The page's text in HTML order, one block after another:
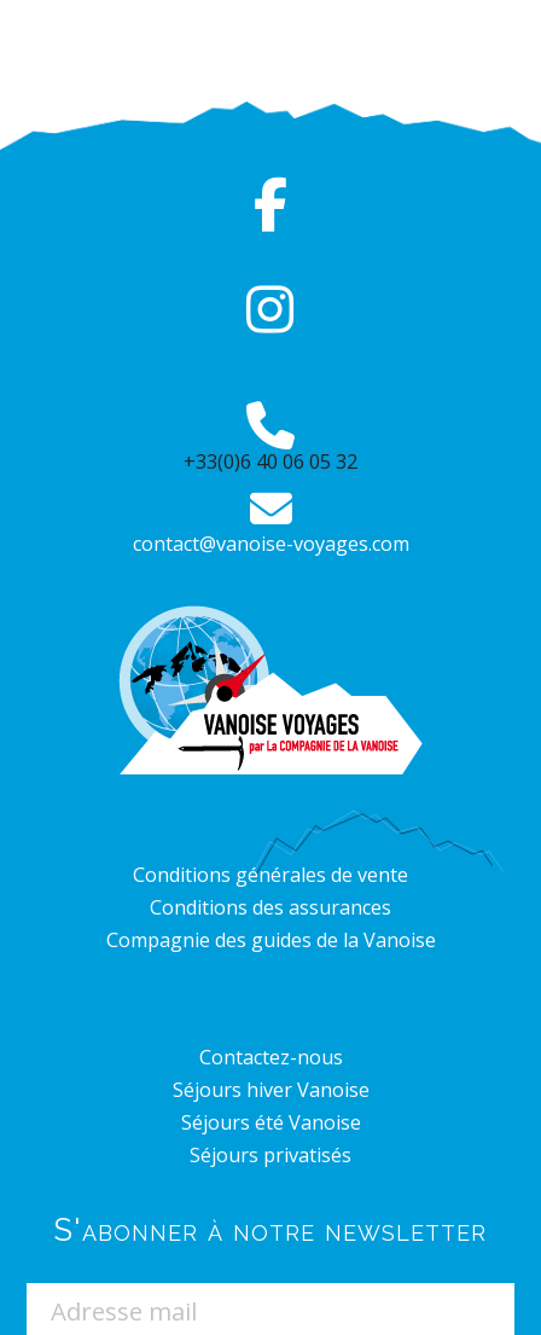
+33(0)6 40 06 05 32
contact@vanoise-voyages.com
Conditions générales de vente
Conditions des assurances
Compagnie des guides de la Vanoise
Contactez-nous
Séjours hiver Vanoise
Séjours été Vanoise
Séjours privatisés
S'abonner à notre newsletter